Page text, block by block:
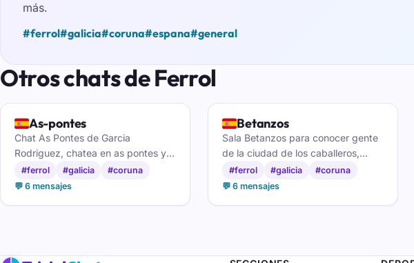
más.
#ferrol#galicia#coruna#espana#general
Otros chats de Ferrol
🇪🇸As-pontes
Chat As Pontes de Garcia
Rodriguez, chatea en as pontes y
haz nuegos amigos en Galicia
#ferrol #galicia
#coruna
💬 6 mensajes
🇪🇸Betanzos
Sala Betanzos para conocer gente
de la ciudad de los caballeros,
charlar con brigantinos y hacer
amigos por las Mariñas coruñesas.
#ferrol #galicia
#coruna
💬 6 mensajes